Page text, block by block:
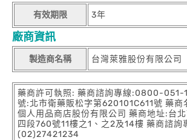
有效期限 3年
廠商資訊
製造商名稱 台灣萊雅股份有限公司
藥商許可執照: 藥商諮詢專線:0800-051-
號:北市衛藥販松字第620101C611號 藥商
個人用品商店股份有限公司 藥商地址:台
四段760號11樓之1、之2及14樓 藥商諮詢
(02)27421234